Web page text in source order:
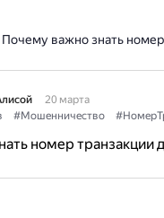
Почему важно знать
20 марта
#Мошенничество
номер